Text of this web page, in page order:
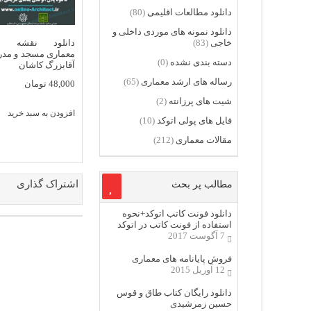
دانلود نقشه
معماری مسجد و
آقابزرگ کاشان
48,000 تومان
افزودن به سبد خرید
اشتراک گذاری
دانلود مطالعات اقلیمی (80)
دانلود نمونه های موردی داخلی و
خاجی (83)
دسته بندی نشده (0)
رساله های ارشد معماری (65)
شیت های پرزانته (2)
فایل های پولی اتوکد (10)
مقالات معماری (212)
مطالب پر بحث
دانلود فونت کاتب اتوکد+نحوه
استفاده از فونت کاتب در اتوکد
7 آگوست 2017
فروش پایانامه های معماری
12 آوریل 2015
دانلود رایگان کتاب طاق و قوس
حسین زمرشیدی